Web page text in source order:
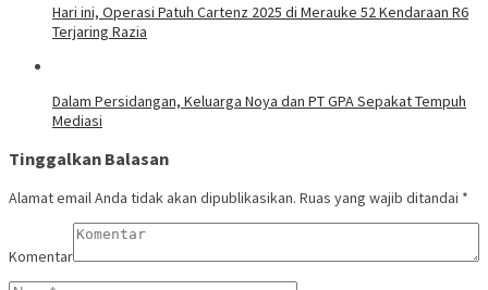
Hari ini, Operasi Patuh Cartenz 2025 di Merauke 52 Kendaraan R6
Terjaring Razia
Dalam Persidangan, Keluarga Noya dan PT GPA Sepakat Tempuh
Mediasi
Tinggalkan Balasan
Alamat email Anda tidak akan dipublikasikan. Ruas yang wajib ditandai *
Komentar